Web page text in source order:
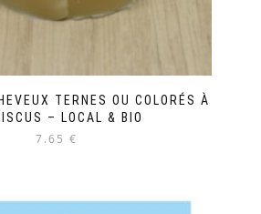
TERNES OU COLORÉS À
– LOCAL & BIO
7.65 €